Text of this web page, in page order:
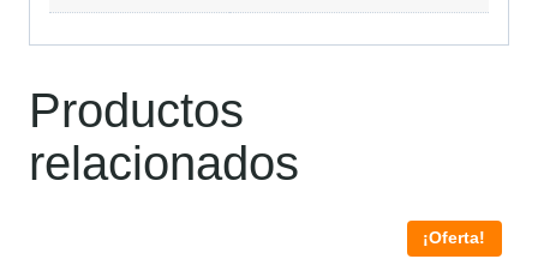
Productos
relacionados
¡Oferta!